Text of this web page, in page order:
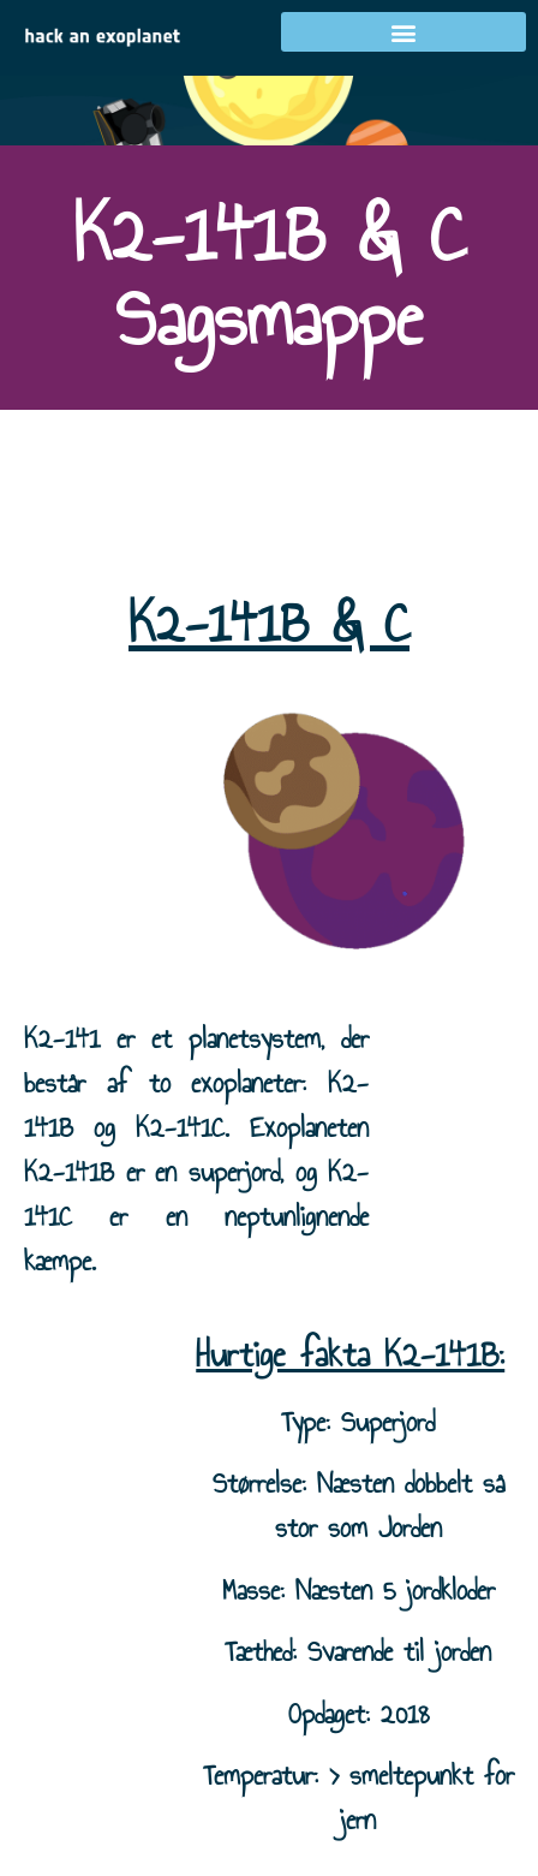
Mål 3
K2-141B & C
Sagsmappe
K2-141B & C
K2-141 er et planetsystem, der
består af to exoplaneter: K2-
141B og K2-141C. Exoplaneten
K2-141B er en superjord, og K2-
141C er en neptunlignende
kæmpe.
Hurtige fakta K2-141B:
Type: Superjord
Størrelse: Næsten dobbelt så
stor som Jorden
Masse: Næsten 5 jordkloder
Tæthed: Svarende til jorden
Opdaget: 2018
Temperatur: > smeltepunkt for
jern